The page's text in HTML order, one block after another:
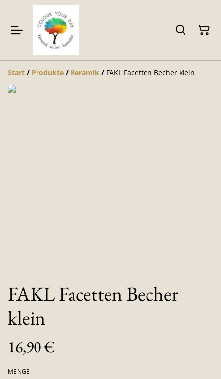
Start / Produkte / Keramik / FAKL Facetten Becher klein
FAKL Facetten Becher
klein
16,90 €
MENGE